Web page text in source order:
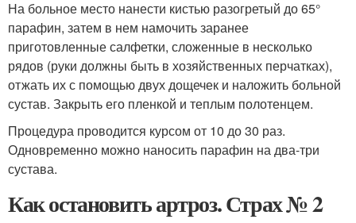
На больное место нанести кистью разогретый до 65°
парафин, затем в нем намочить заранее
приготовленные салфетки, сложенные в несколько
рядов (руки должны быть в хозяйственных перчатках),
отжать их с помощью двух дощечек и наложить больной
сустав. Закрыть его пленкой и теплым полотенцем.
Процедура проводится курсом от 10 до 30 раз.
Одновременно можно наносить парафин на два-три
сустава.
Как остановить артроз. Страх № 2